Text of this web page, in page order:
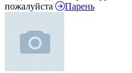
пожалуйста
Парень